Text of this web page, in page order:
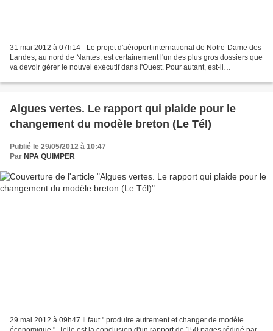
31 mai 2012 à 07h14 - Le projet d'aéroport international de Notre-Dame des
Landes, au nord de Nantes, est certainement l'un des plus gros dossiers que
va devoir gérer le nouvel exécutif dans l'Ouest. Pour autant, est-il
Algues vertes. Le rapport qui plaide pour le
changement du modèle breton (Le Tél)
Publié le 29/05/2012 à 10:47
Par NPA QUIMPER
29 mai 2012 à 09h47 Il faut " produire autrement et changer de modèle